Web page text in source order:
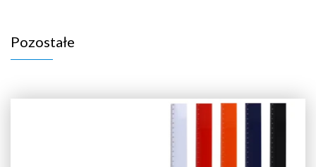
Pozostałe